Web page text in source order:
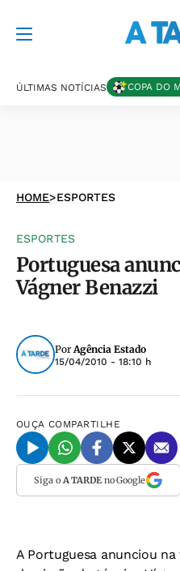
ÚLTIMAS NOTÍCIAS COPA DO
HOME>ESPORTES
ESPORTES
Portuguesa
Vágner Benazzi
PorAgência Estado
15/04/2010 - 18:10 h
OUÇA COMPARTILHE
Siga o A TARDEno Google
A Portuguesa anunciou